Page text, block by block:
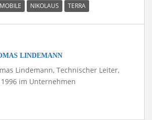
MOBILE NIKOLAUS TERRA
LINDEMANN
Lindemann, Technischer Leiter,
im Unternehmen